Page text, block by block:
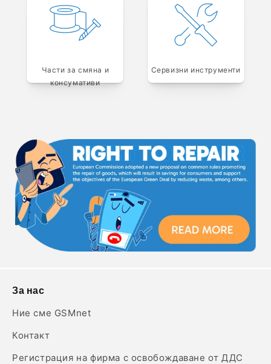
Части за смяна и
консумативи
Сервизни инструменти
За нас
Ние сме GSMnet
Контакт
Регистрация на фирма с освобождаване от ДДС